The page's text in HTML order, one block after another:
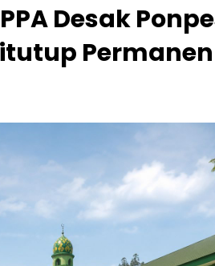
Desak
Permanen